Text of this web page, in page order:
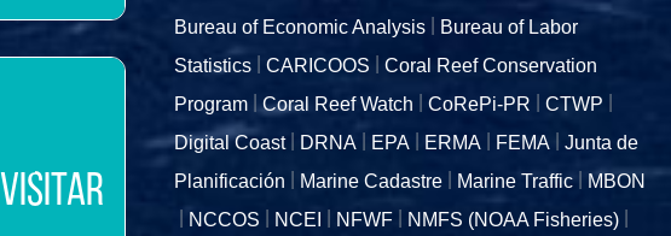
VISITAR
Bureau of Economic Analysis
Bureau of Labor
Statistics
CARICOOS
Coral Reef Conservation
Program
Coral Reef Watch CoRePi-PR
CTWP
Digital Coast
DRNA EPA ERMA FEMA
Junta de
Planificación
Marine Cadastre Marine Traffic
MBON
NCCOS
NCEI NFWF
NMFS (NOAA Fisheries)